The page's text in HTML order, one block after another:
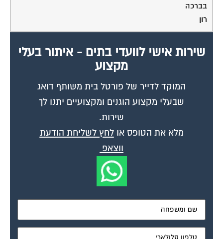
רון
מקצוע
המוקד לדייר של פורטל בית משותף דואג
שבעלי מקצוע הוגנים ומקצועיים יתנו לך
שירות.
מלא את הטופס אולחץ לשליחת הודעת
ווצאפ